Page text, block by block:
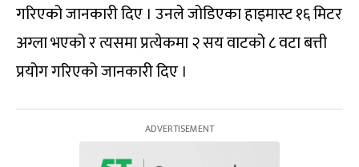
गरिएको जानकारी दिए । उनले जोडिएका हाइमास्ट १६ मिटर
अग्ला भएको र त्यसमा प्रत्येकमा २ सय वाटको ८ वटा बत्ती
प्रयोग गरिएको जानकारी दिए ।